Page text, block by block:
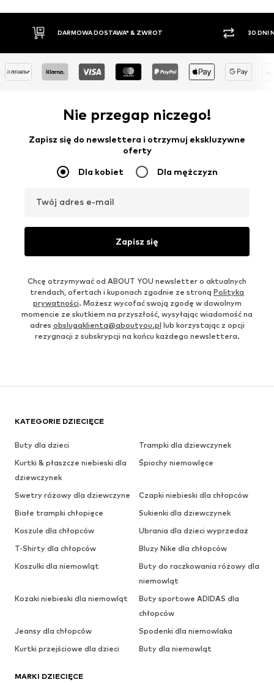
30 DNI NA ZWROT TOWARU
Nie przegap niczego!
Zapisz się do newslettera i otrzymuj ekskluzywne
oferty
Dla kobiet Dla mężczyzn
Twój adres e-mail
Zapisz się
Chcę otrzymywać od ABOUT YOU newsletter o aktualnych
trendach, ofertach i kuponach zgodnie ze stroną Polityka
prywatności. Możesz wycofać swoją zgodę w dowolnym
momencie ze skutkiem na przyszłość, wysyłając wiadomość na
adres obslugaklienta@aboutyou.pl lub korzystając z opcji
rezygnacji z subskrypcji na końcu każdego newslettera.
KATEGORIE DZIECIĘCE
Buty dla dzieci
Trampki dla dziewczynek
Kurtki & płaszcze niebieski dla
dziewczynek
Śpiochy niemowlęce
Swetry różowy dla dziewczyne
Czapki niebieski dla chłopców
Białe trampki chłopięce
Sukienki dla dziewczynek
Koszule dla chłopców
Ubrania dla dzieci wyprzedaż
T-Shirty dla chłopców
Bluzy Nike dla chłopców
Koszulki dla niemowląt
Buty do raczkowania różowy dla
niemowląt
Kozaki niebieski dla niemowląt
Buty sportowe ADIDAS dla
chłopców
Jeansy dla chłopców
Spodenki dla niemowlaka
Kurtki przejściowe dla dzieci
Buty dla niemowląt
MARKI DZIECIĘCE